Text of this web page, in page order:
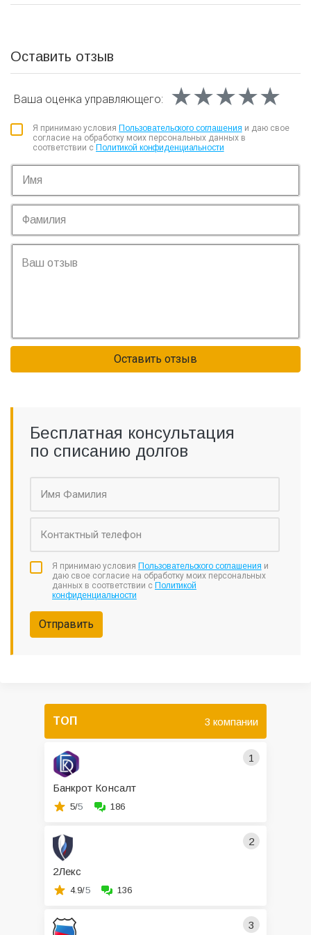
Оставить отзыв
Ваша оценка управляющего: ★★★★★
★★★★★
★★★★★
Я принимаю условия Пользовательского соглашения и даю свое
согласие на обработку моих персональных данных в
соответствии с Политикой конфиденциальности
Оставить отзыв
Бесплатная консультация
по списанию долгов
Я принимаю условия Пользовательского соглашения и
даю свое согласие на обработку моих персональных
данных в соответствии с Политикой
конфиденциальности
Отправить
ТОП 3 компании
1
Банкрот Консалт
5/5 186
2
2Лекс
4.9/5 136
3